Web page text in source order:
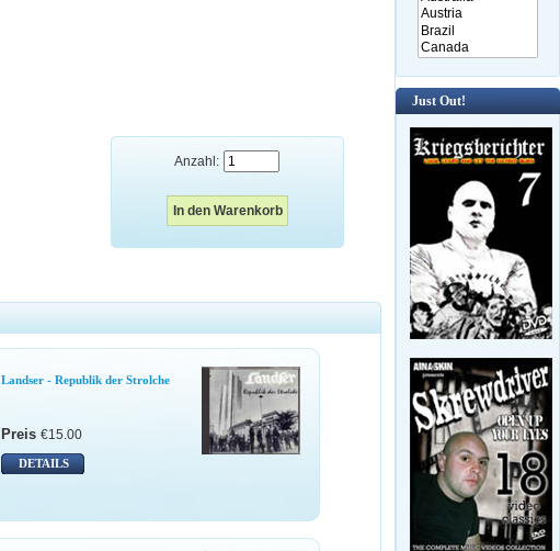
Anzahl:
Landser - Republik der Strolche
Preis €15.00
DETAILS
Just Out!